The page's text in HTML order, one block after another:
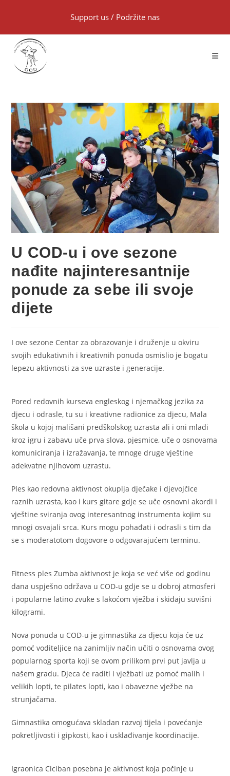
Support us / Podržite nas
U COD-u i ove sezone
nađite najinteresantnije
ponude za sebe ili svoje
dijete
I ove sezone Centar za obrazovanje i druženje u okviru
svojih edukativnih i kreativnih ponuda osmislio je bogatu
lepezu aktivnosti za sve uzraste i generacije.
Pored redovnih kurseva engleskog i njemačkog jezika za
djecu i odrasle, tu su i kreativne radionice za djecu, Mala
škola u kojoj mališani predškolskog uzrasta ali i oni mlađi
kroz igru i zabavu uče prva slova, pjesmice, uče o osnovama
komuniciranja i izražavanja, te mnoge druge vještine
adekvatne njihovom uzrastu.
Ples kao redovna aktivnost okuplja dječake i djevojčice
raznih uzrasta, kao i kurs gitare gdje se uče osnovni akordi i
vještine sviranja ovog interesantnog instrumenta kojim su
mnogi osvajali srca. Kurs mogu pohađati i odrasli s tim da
se s moderatotom dogovore o odgovarajućem terminu.
Fitness ples Zumba aktivnost je koja se već više od godinu
dana uspješno održava u COD-u gdje se u dobroj atmosferi
i popularne latino zvuke s lakoćom vježba i skidaju suvišni
kilogrami.
Nova ponuda u COD-u je gimnastika za djecu koja će uz
pomoć voditeljice na zanimljiv način učiti o osnovama ovog
popularnog sporta koji se ovom prilikom prvi put javlja u
našem gradu. Djeca će raditi i vježbati uz pomoć malih i
velikih lopti, te pilates lopti, kao i obavezne vježbe na
strunjačama.
Gimnastika omogućava skladan razvoj tijela i povećanje
pokretljivosti i gipkosti, kao i usklađivanje koordinacije.
Igraonica Ciciban posebna je aktivnost koja počinje u